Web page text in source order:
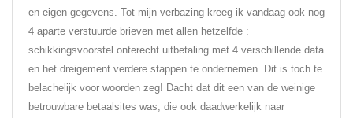
en eigen gegevens. Tot mijn verbazing kreeg ik vandaag ook nog
4 aparte verstuurde brieven met allen hetzelfde :
schikkingsvoorstel onterecht uitbetaling met 4 verschillende data
en het dreigement verdere stappen te ondernemen. Dit is toch te
belachelijk voor woorden zeg! Dacht dat dit een van de weinige
betrouwbare betaalsites was, die ook daadwerkelijk naar